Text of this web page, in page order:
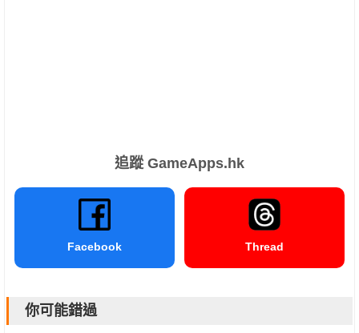
追蹤 GameApps.hk
Facebook Thread
你可能錯過